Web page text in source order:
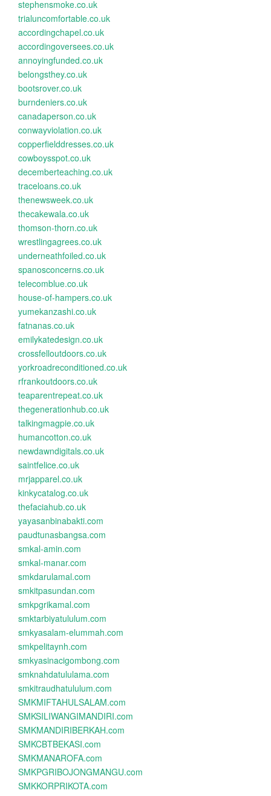
stephensmoke.co.uk
trialuncomfortable.co.uk
accordingchapel.co.uk
accordingoversees.co.uk
annoyingfunded.co.uk
belongsthey.co.uk
bootsrover.co.uk
burndeniers.co.uk
canadaperson.co.uk
conwayviolation.co.uk
copperfielddresses.co.uk
cowboysspot.co.uk
decemberteaching.co.uk
traceloans.co.uk
thenewsweek.co.uk
thecakewala.co.uk
thomson-thorn.co.uk
wrestlingagrees.co.uk
underneathfoiled.co.uk
spanosconcerns.co.uk
telecomblue.co.uk
house-of-hampers.co.uk
yumekanzashi.co.uk
fatnanas.co.uk
emilykatedesign.co.uk
crossfelloutdoors.co.uk
yorkroadreconditioned.co.uk
rfrankoutdoors.co.uk
teaparentrepeat.co.uk
thegenerationhub.co.uk
talkingmagpie.co.uk
humancotton.co.uk
newdawndigitals.co.uk
saintfelice.co.uk
mrjapparel.co.uk
kinkycatalog.co.uk
thefaciahub.co.uk
yayasanbinabakti.com
paudtunasbangsa.com
smkal-amin.com
smkal-manar.com
smkdarulamal.com
smkitpasundan.com
smkpgrikamal.com
smktarbiyatululum.com
smkyasalam-elummah.com
smkpelitaynh.com
smkyasinacigombong.com
smknahdatululama.com
smkitraudhatululum.com
SMKMIFTAHULSALAM.com
SMKSILIWANGIMANDIRI.com
SMKMANDIRIBERKAH.com
SMKCBTBEKASI.com
SMKMANAROFA.com
SMKPGRIBOJONGMANGU.com
SMKKORPRIKOTA.com